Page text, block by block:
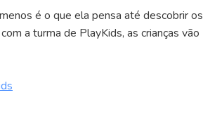
é o que ela pensa até descobrir os
a turma de PlayKids, as crianças vão